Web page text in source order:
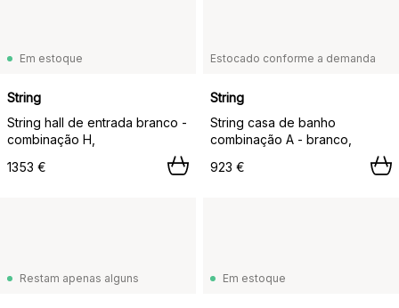
Em estoque
String
String hall de entrada branco -
combinação H,
1353 €
Estocado conforme a demanda
String
String casa de banho
combinação A - branco,
923 €
Restam apenas alguns Em estoque